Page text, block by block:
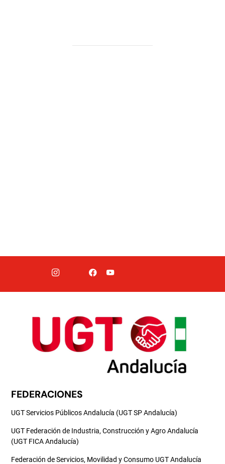
FEDERACIONES
UGT Servicios Públicos Andalucía (UGT SP Andalucía)
UGT Federación de Industria, Construcción y Agro Andalucía
(UGT FICA Andalucía)
Federación de Servicios, Movilidad y Consumo UGT Andalucía